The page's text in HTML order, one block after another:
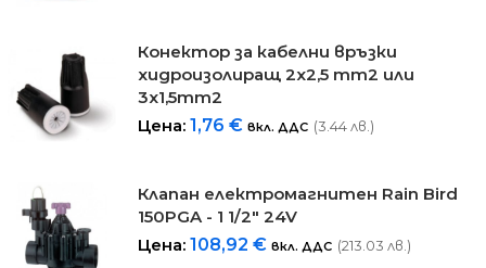
Конектор за кабелни връзки
хидроизолиращ 2x2,5 mm2 или
3x1,5mm2
Цена:1,76€ вкл. ДДС (3.44 лв.)
Клапан електромагнитен Rain Bird
150PGA - 1 1/2" 24V
Цена:108,92€ вкл. ДДС (213.03 лв.)